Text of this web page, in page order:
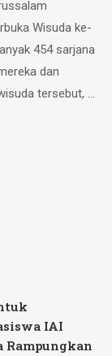
Wisuda ke-
454 sarjana
dan
tersebut, …
IAI
Rampungkan